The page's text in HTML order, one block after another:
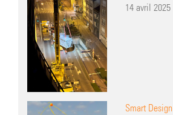
14 avril 2025
Smart Design